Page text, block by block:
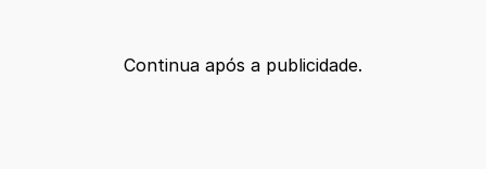
Continua após a publicidade.